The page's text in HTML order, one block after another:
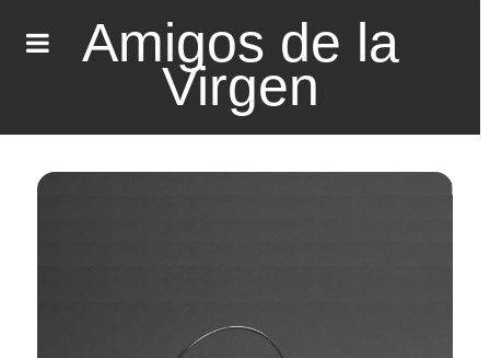
Amigos de la
Virgen